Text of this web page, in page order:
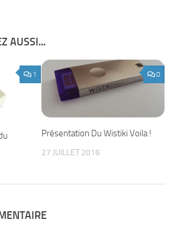
AUSSI...
1 0
Présentation Du Wistiki Voila !
27 JUILLET 2016